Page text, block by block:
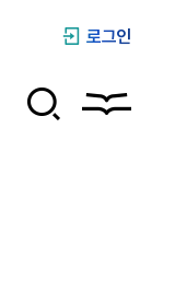
로그인